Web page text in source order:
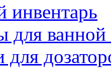
инвентарь
для
для